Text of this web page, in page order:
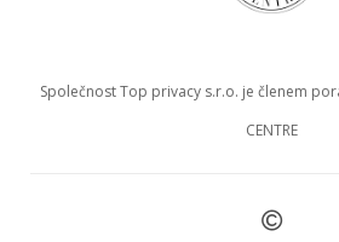
Společnost Top privacy s.r.o. je členem
CENTRE
©